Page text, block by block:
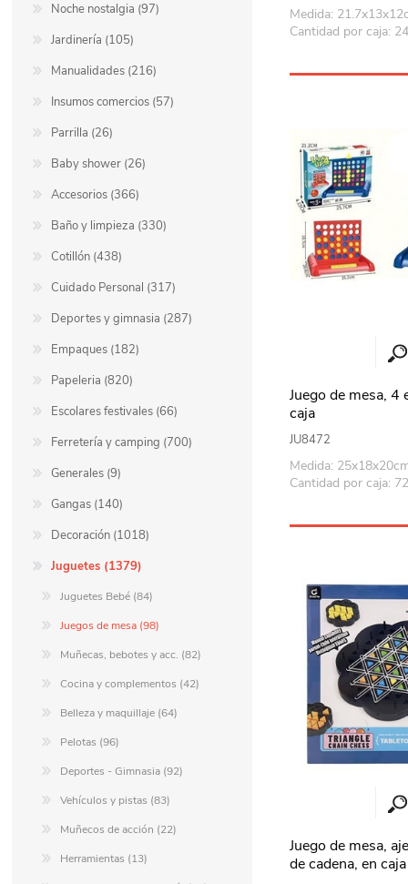
Ninguna
Medida:
Cantidad por caja: 24
Juego de mesa, 4
caja
JU8472
Medida:
Cantidad por caja: 72
Juego de mesa,
de cadena, en caja
Noche nostalgia (97)
Jardinería (105)
Manualidades (216)
Insumos comercios (57)
Parrilla (26)
Baby shower (26)
Accesorios (366)
Baño y limpieza (330)
Cotillón (438)
Cuidado Personal (317)
Deportes y gimnasia (287)
Empaques (182)
Papeleria (820)
Escolares festivales (66)
Ferretería y camping (700)
Generales (9)
Gangas (140)
Decoración (1018)
Juguetes (1379)
Juguetes Bebé (84)
Juegos de mesa (98)
Muñecas, bebotes y acc. (82)
Cocina y complementos (42)
Belleza y maquillaje (64)
Pelotas (96)
Deportes - Gimnasia (92)
Vehículos y pistas (83)
Muñecos de acción (22)
Herramientas (13)